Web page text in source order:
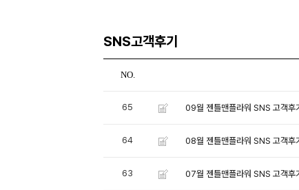
SNS고객후기
NO.
65 09월 젠틀맨플라워 SNS 고객후
64 08월 젠틀맨플라워 SNS 고객후
63 07월 젠틀맨플라워 SNS 고객후